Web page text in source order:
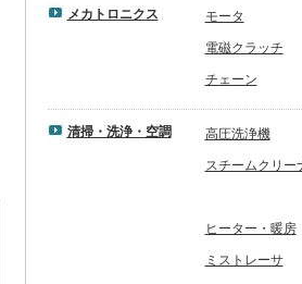
メカトロニクス モータ
電磁クラッチ
チェーン
清掃・洗浄・空調 高圧洗浄機
スチームクリー
ヒーター・暖房
ミストレーサ